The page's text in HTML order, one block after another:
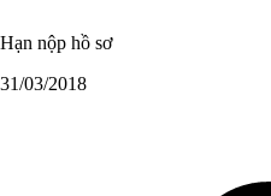
Hạn nộp hồ sơ
31/03/2018